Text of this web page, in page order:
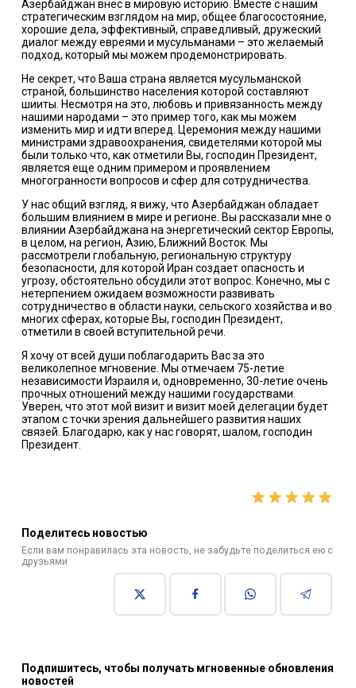
Азербайджан внес в мировую историю. Вместе с нашим
стратегическим взглядом на мир, общее благосостояние,
хорошие дела, эффективный, справедливый, дружеский
диалог между евреями и мусульманами – это желаемый
подход, который мы можем продемонстрировать.
Не секрет, что Ваша страна является мусульманской
страной, большинство населения которой составляют
шииты. Несмотря на это, любовь и привязанность между
нашими народами – это пример того, как мы можем
изменить мир и идти вперед. Церемония между нашими
министрами здравоохранения, свидетелями которой мы
были только что, как отметили Вы, господин Президент,
является еще одним примером и проявлением
многогранности вопросов и сфер для сотрудничества.
У нас общий взгляд, я вижу, что Азербайджан обладает
большим влиянием в мире и регионе. Вы рассказали мне о
влиянии Азербайджана на энергетический сектор Европы,
в целом, на регион, Азию, Ближний Восток. Мы
рассмотрели глобальную, региональную структуру
безопасности, для которой Иран создает опасность и
угрозу, обстоятельно обсудили этот вопрос. Конечно, мы с
нетерпением ожидаем возможности развивать
сотрудничество в области науки, сельского хозяйства и во
многих сферах, которые Вы, господин Президент,
отметили в своей вступительной речи.
Я хочу от всей души поблагодарить Вас за это
великолепное мгновение. Мы отмечаем 75-летие
независимости Израиля и, одновременно, 30-летие очень
прочных отношений между нашими государствами.
Уверен, что этот мой визит и визит моей делегации будет
этапом с точки зрения дальнейшего развития наших
связей. Благодарю, как у нас говорят, шалом, господин
Президент.
Поделитесь новостью
Если вам понравилась эта новость, не забудьте поделиться ею с
друзьями
Подпишитесь, чтобы получать мгновенные обновления
новостей